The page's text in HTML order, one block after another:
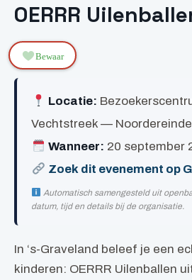
OERRR
Bewaar
Locatie:
Vechtstreek —
Wanneer: 20 september
Zoek dit evenement op
Automatisch samengesteld uit
datum, tijd en details bij de organisatie.
In ‘s-Graveland beleef je een
kinderen: OERRR Uilenballen